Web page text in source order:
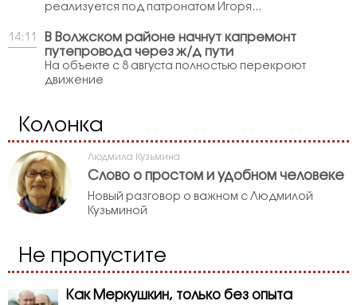
реализуется под патронатом Игоря...
14:11
В Волжском районе начнут капремонт
путепровода через ж/д пути
На объекте с 8 августа полностью перекроют
движение
Колонка
Людмила Кузьмина
Слово о простом и удобном человеке
Новый разговор о важном с Людмилой
Кузьминой
Не пропустите
Как Меркушкин, только без опыта